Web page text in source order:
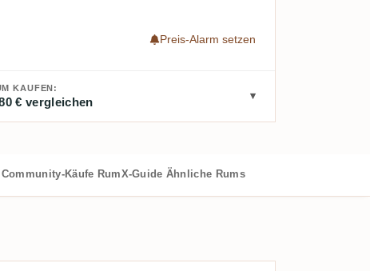
Preis-Alarm setzen
KAUFEN:
€ vergleichen
Community-Käufe RumX-Guide Ähnliche Rums